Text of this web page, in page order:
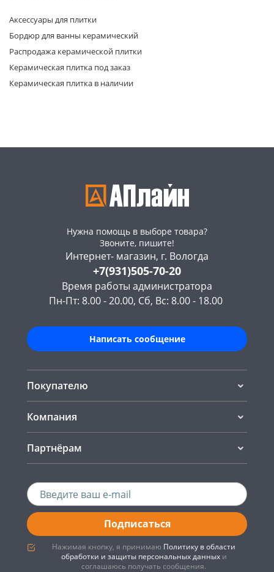
Аксессуары для плитки
Бордюр для ванны керамический
Распродажа керамической плитки
Керамическая плитка под заказ
Керамическая плитка в наличии
Нужна помощь в выборе товара?
Звоните, пишите!
Интернет- магазин, г. Вологда
+7(931)505-70-20
Время работы администратора
Пн-Пт: 8.00 - 20.00, Сб, Вс: 8.00 - 18.00
Написать сообщение
Покупателю
Компания
Партнёрам
Подписаться
Нажимая кнопку, я принимаю Политику в области
обработки и защиты персональных данныхи
соглашаюсь получать сообщения.